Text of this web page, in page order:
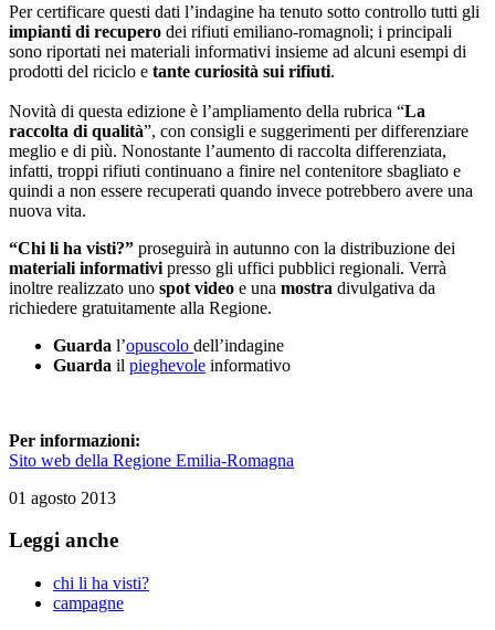
Per certificare questi dati l’indagine ha tenuto sotto controllo tutti gli
impianti di recupero dei rifiuti emiliano-romagnoli; i principali
sono riportati nei materiali informativi insieme ad alcuni esempi di
prodotti del riciclo e tante curiosità sui rifiuti.
Novità di questa edizione è l’ampliamento della rubrica “La
raccolta di qualità”, con consigli e suggerimenti per differenziare
meglio e di più. Nonostante l’aumento di raccolta differenziata,
infatti, troppi rifiuti continuano a finire nel contenitore sbagliato e
quindi a non essere recuperati quando invece potrebbero avere una
nuova vita.
“Chi li ha visti?” proseguirà in autunno con la distribuzione dei
materiali informativi presso gli uffici pubblici regionali. Verrà
inoltre realizzato uno spot video e una mostra divulgativa da
richiedere gratuitamente alla Regione.
Guarda l’opuscolo dell’indagine
Guarda il pieghevole informativo
Per informazioni:
Sito web della Regione Emilia-Romagna
01 agosto 2013
Leggi anche
chi li ha visti?
campagne